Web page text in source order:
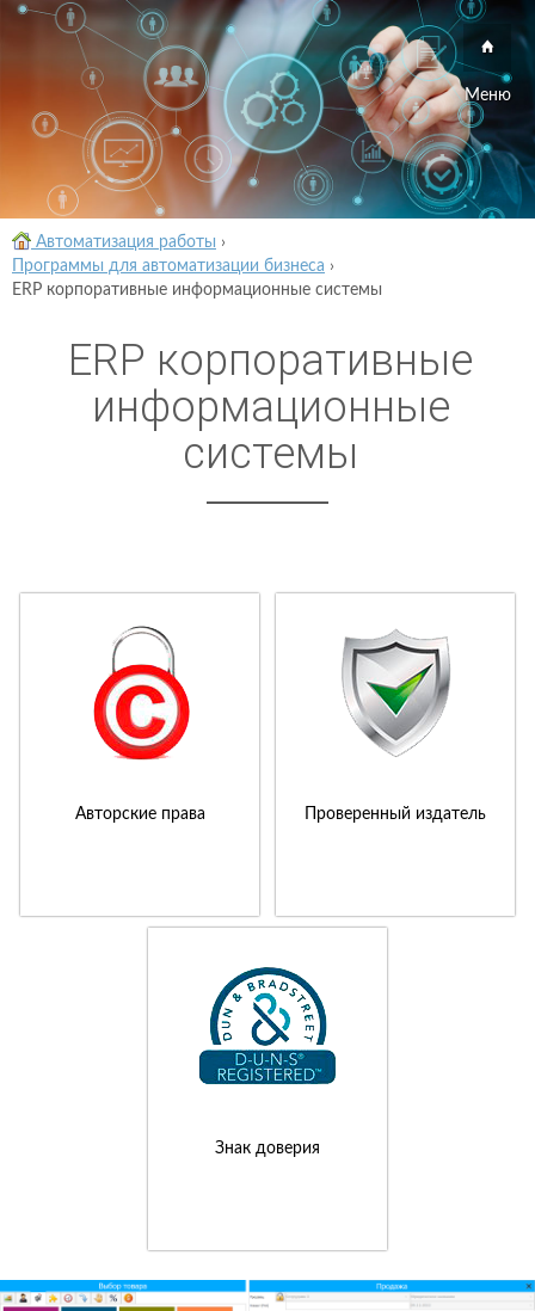
Меню
Автоматизация работы ›
Программы для автоматизации бизнеса ›
ERP корпоративные информационные системы
ERP корпоративные
информационные
системы
Авторские права Проверенный издатель
Знак доверия